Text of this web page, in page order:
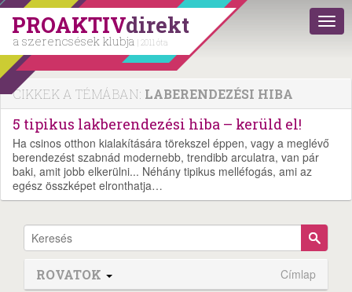
PROAKTIVdirekt
a szerencsések klubja | 2011 óta
CIKKEK A TÉMÁBAN: LABERENDEZÉSI HIBA
5 tipikus lakberendezési hiba – kerüld el!
Ha csinos otthon kialakítására törekszel éppen, vagy a meglévő
berendezést szabnád modernebb, trendibb arculatra, van pár
baki, amit jobb elkerülni... Néhány tipikus melléfogás, ami az
egész összképet elronthatja…
ROVATOK Címlap